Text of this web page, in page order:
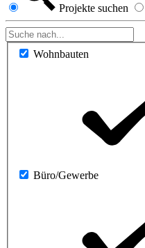
Projekte suchen
Wohnbauten
Büro/Gewerbe